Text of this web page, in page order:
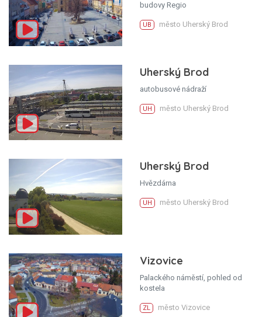
budovy Regio
UB město Uherský Brod
Uherský Brod
autobusové nádraží
UH město Uherský Brod
Uherský Brod
Hvězdárna
UH město Uherský Brod
Vizovice
Palackého náměstí, pohled od
kostela
ZL město Vizovice